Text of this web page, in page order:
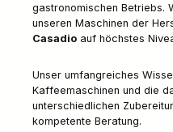
gastronomischen Betriebs.
unseren Maschinen der
Casadio auf höchstes
Unser umfangreiches
Kaffeemaschinen und die
unterschiedlichen
kompetente Beratung.